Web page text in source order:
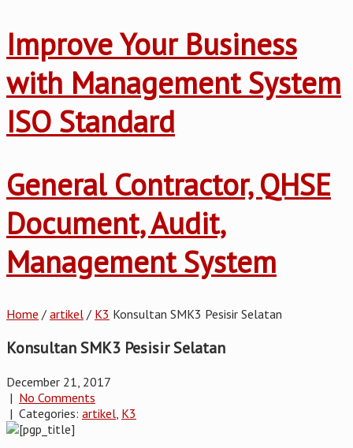
Improve Your Business
with Management System
ISO Standard
General Contractor, QHSE
Document, Audit,
Management System
Home / artikel / K3 Konsultan SMK3 Pesisir Selatan
Konsultan SMK3 Pesisir Selatan
December 21, 2017
| No Comments
| Categories: artikel K3